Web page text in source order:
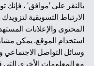
بالنقر على 'موافق' ، فإنك
الارتباط التسويقية
المحتوى والإعلانات
استخدام الموقع. يمكن
وسائل التواصل الاجتماعي
مع المعلومات الأخرى التي
الإمارات في دبي، و1002019
فرع سيتي بنك إن إيه -
الإمارات العربية المتحدة
سيتي بنك إن إيه الإمارات